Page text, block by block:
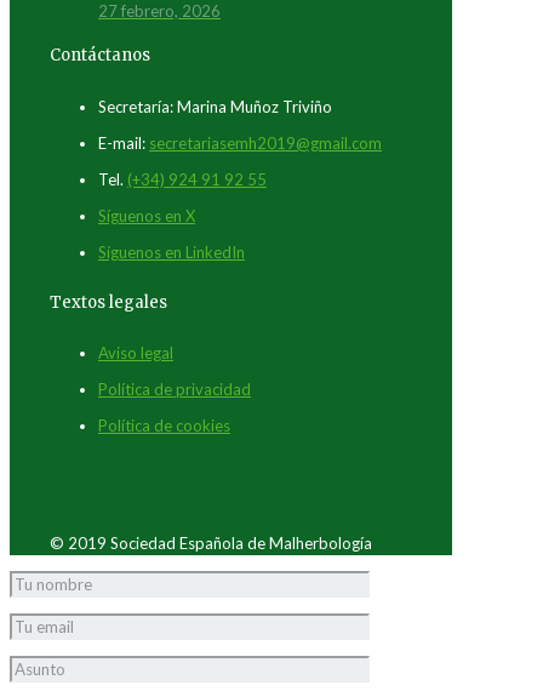
27 febrero, 2026
Contáctanos
Secretaría: Marina Muñoz Triviño
E-mail: secretariasemh2019@gmail.com
Tel. (+34) 924 91 92 55
Síguenos en X
Síguenos en LinkedIn
Textos legales
Aviso legal
Política de privacidad
Política de cookies
© 2019 Sociedad Española de Malherbología